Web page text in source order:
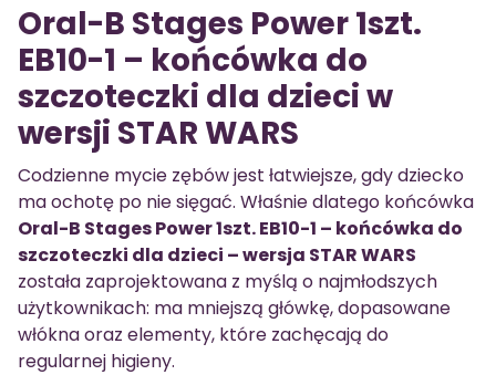
Oral-B Stages Power 1szt.
EB10-1 – końcówka do
szczoteczki dla dzieci w
wersji STAR WARS
Codzienne mycie zębów jest łatwiejsze, gdy dziecko
ma ochotę po nie sięgać. Właśnie dlatego końcówka
Oral-B Stages Power 1szt. EB10-1 – końcówka do
szczoteczki dla dzieci – wersja STAR WARS
została zaprojektowana z myślą o najmłodszych
użytkownikach: ma mniejszą główkę, dopasowane
włókna oraz elementy, które zachęcają do
regularnej higieny.